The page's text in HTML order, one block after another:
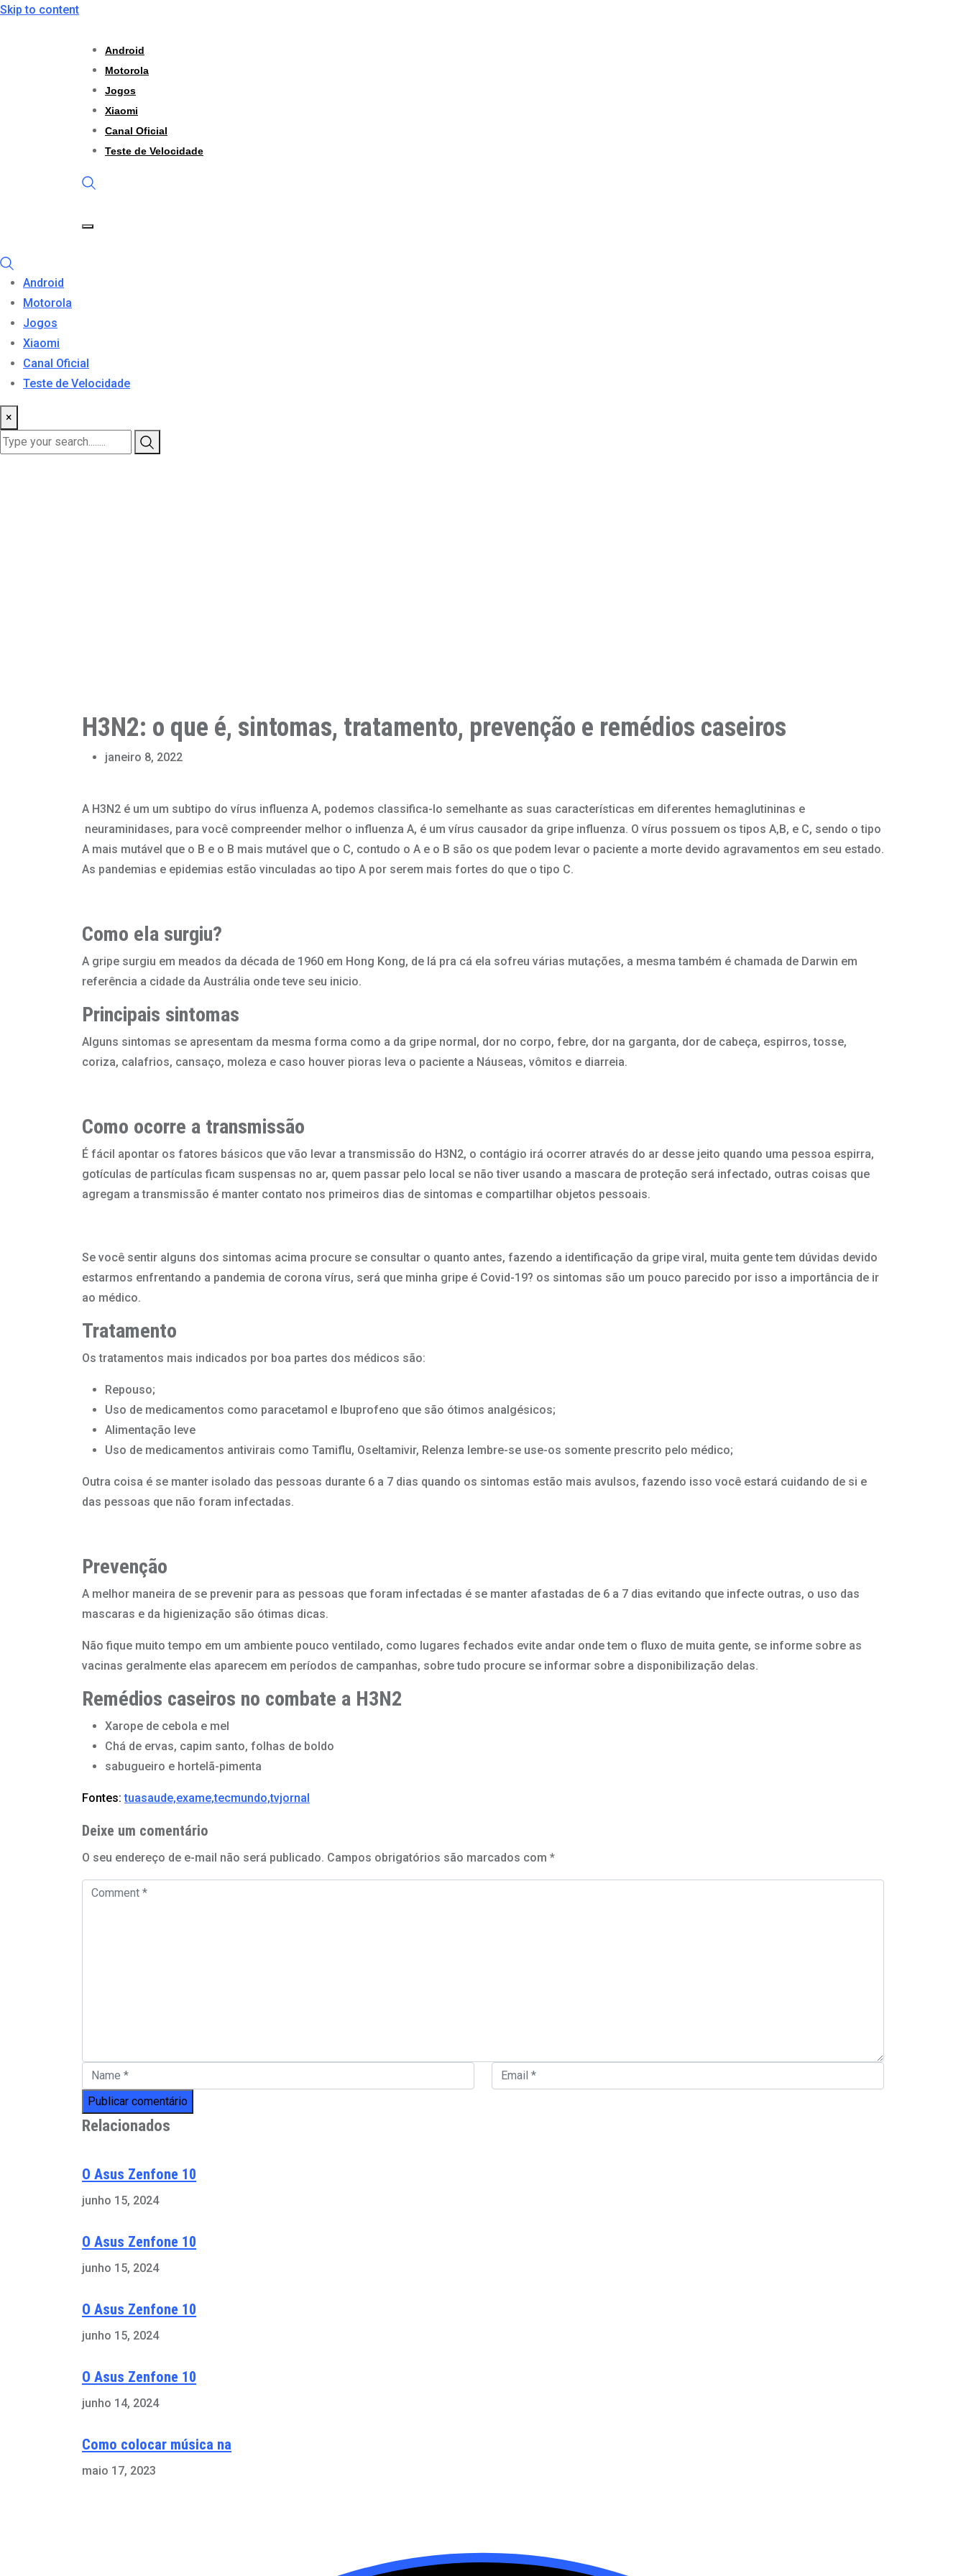
Skip to content
Android
Motorola
Jogos
Xiaomi
Canal Oficial
Teste de Velocidade
Android
Motorola
Jogos
Xiaomi
Canal Oficial
Teste de Velocidade
×
H3N2: o que é, sintomas, tratamento, prevenção e remédios caseiros
janeiro 8, 2022
A H3N2 é um um subtipo do vírus influenza A, podemos classifica-lo semelhante as suas características em diferentes hemaglutininas e
neuraminidases, para você compreender melhor o influenza A, é um vírus causador da gripe influenza. O vírus possuem os tipos A,B, e C, sendo o tipo
A mais mutável que o B e o B mais mutável que o C, contudo o A e o B são os que podem levar o paciente a morte devido agravamentos em seu estado.
As pandemias e epidemias estão vinculadas ao tipo A por serem mais fortes do que o tipo C.
Como ela surgiu?
A gripe surgiu em meados da década de 1960 em Hong Kong, de lá pra cá ela sofreu várias mutações, a mesma também é chamada de Darwin em
referência a cidade da Austrália onde teve seu inicio.
Principais sintomas
Alguns sintomas se apresentam da mesma forma como a da gripe normal, dor no corpo, febre, dor na garganta, dor de cabeça, espirros, tosse,
coriza, calafrios, cansaço, moleza e caso houver pioras leva o paciente a Náuseas, vômitos e diarreia.
Como ocorre a transmissão
É fácil apontar os fatores básicos que vão levar a transmissão do H3N2, o contágio irá ocorrer através do ar desse jeito quando uma pessoa espirra,
gotículas de partículas ficam suspensas no ar, quem passar pelo local se não tiver usando a mascara de proteção será infectado, outras coisas que
agregam a transmissão é manter contato nos primeiros dias de sintomas e compartilhar objetos pessoais.
Se você sentir alguns dos sintomas acima procure se consultar o quanto antes, fazendo a identificação da gripe viral, muita gente tem dúvidas devido
estarmos enfrentando a pandemia de corona vírus, será que minha gripe é Covid-19? os sintomas são um pouco parecido por isso a importância de ir
ao médico.
Tratamento
Os tratamentos mais indicados por boa partes dos médicos são:
Repouso;
Uso de medicamentos como paracetamol e Ibuprofeno que são ótimos analgésicos;
Alimentação leve
Uso de medicamentos antivirais como Tamiflu, Oseltamivir, Relenza lembre-se use-os somente prescrito pelo médico;
Outra coisa é se manter isolado das pessoas durante 6 a 7 dias quando os sintomas estão mais avulsos, fazendo isso você estará cuidando de si e
das pessoas que não foram infectadas.
Prevenção
A melhor maneira de se prevenir para as pessoas que foram infectadas é se manter afastadas de 6 a 7 dias evitando que infecte outras, o uso das
mascaras e da higienização são ótimas dicas.
Não fique muito tempo em um ambiente pouco ventilado, como lugares fechados evite andar onde tem o fluxo de muita gente, se informe sobre as
vacinas geralmente elas aparecem em períodos de campanhas, sobre tudo procure se informar sobre a disponibilização delas.
Remédios caseiros no combate a H3N2
Xarope de cebola e mel
Chá de ervas, capim santo, folhas de boldo
sabugueiro e hortelã-pimenta
Fontes:tuasaude,exame,tecmundo,tvjornal
Deixe um comentário
O seu endereço de e-mail não será publicado. Campos obrigatórios são marcados com *
Relacionados
O Asus Zenfone 10
junho 15, 2024
O Asus Zenfone 10
junho 15, 2024
O Asus Zenfone 10
junho 15, 2024
O Asus Zenfone 10
junho 14, 2024
Como colocar música na
maio 17, 2023